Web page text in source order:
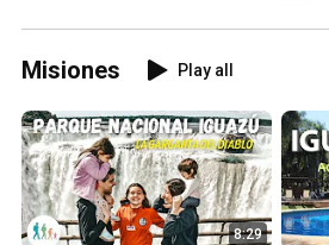
Misiones Play all
8:29